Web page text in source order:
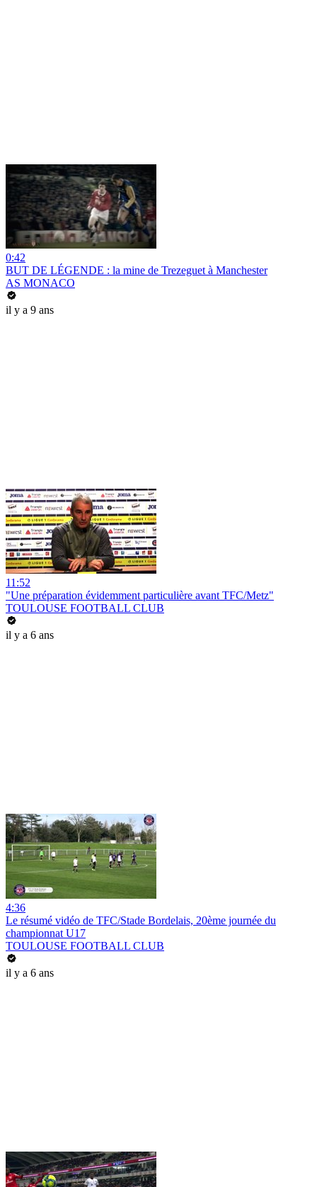
0:42
BUT DE LÉGENDE : la mine de Trezeguet à Manchester
AS MONACO
il y a 9 ans
11:52
"Une préparation évidemment particulière avant TFC/Metz"
TOULOUSE FOOTBALL CLUB
il y a 6 ans
4:36
Le résumé vidéo de TFC/Stade Bordelais, 20ème journée du
championnat U17
TOULOUSE FOOTBALL CLUB
il y a 6 ans